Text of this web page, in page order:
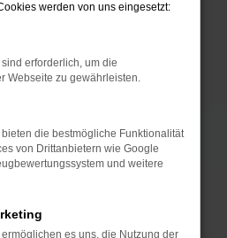
bestimmter Seiten
die Seite in einem
in einem privaten
neu.
helfen, vorübergehende
dem neuesten Stand
werden von uns eingesetzt:
erforderlich, um die
Webseite zu gewährleisten.
die bestmögliche Funktionalität
von Drittanbietern wie Google
und weitere
es uns, die Nutzung der